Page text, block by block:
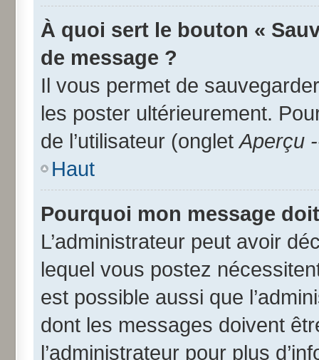
À quoi sert le bouton «
de message ?
Il vous permet de
les poster ultérieurement.
de l’utilisateur (onglet Aperçu
Haut
Pourquoi mon message
L’administrateur peut avoir
lequel vous postez
est possible aussi que
dont les messages doivent
l’administrateur pour plus